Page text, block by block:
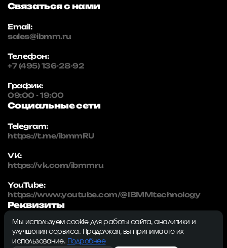
Связаться с нами
Email:
sales@ibmm.ru
Телефон:
+7 (495) 136-28-92
График:
09:00 - 19:00
Социальные сети
Telegram:
https://t.me/ibmmRU
VK:
https://vk.com/ibmmru
YouTube:
https://www.youtube.com/@IBMMtechnology
Реквизиты
IBMM | technology
ИНН: 5032334982
Мы используем cookie для работы сайта, аналитики и
улучшения сервиса. Продолжая, вы принимаете их
использование.
Подробнее